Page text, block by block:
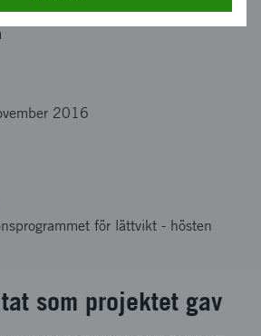
2016
för lättvikt - hösten
som projektet gav